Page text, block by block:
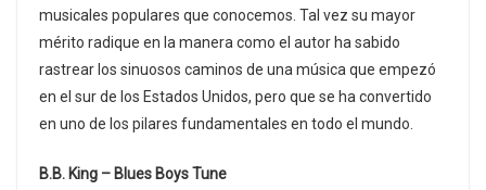
musicales populares que conocemos. Tal vez su mayor
mérito radique en la manera como el autor ha sabido
rastrear los sinuosos caminos de una música que empezó
en el sur de los Estados Unidos, pero que se ha convertido
en uno de los pilares fundamentales en todo el mundo.
B.B. King – Blues Boys Tune